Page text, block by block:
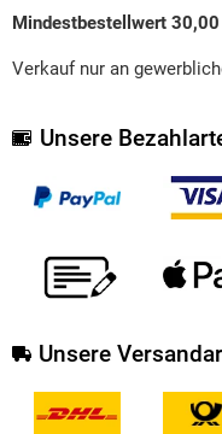
Mindestbestellwert 30,00
Verkauf nur an
Unsere
Unsere